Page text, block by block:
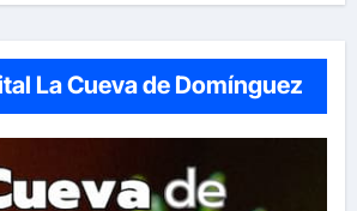
La Cueva de Domínguez